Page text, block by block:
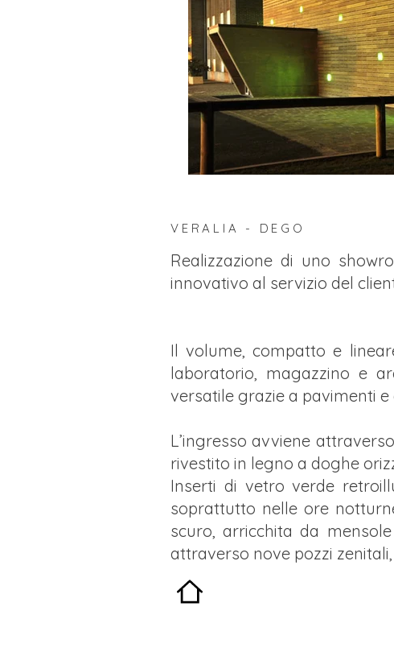
VERALIA - DEGO
Realizzazione di uno
innovativo al servizio del
Il volume, compatto e
laboratorio, magazzino e
versatile grazie a pavimenti
L’ingresso avviene
rivestito in legno a doghe
Inserti di vetro verde
soprattutto nelle ore
scuro, arricchita da
attraverso nove pozzi